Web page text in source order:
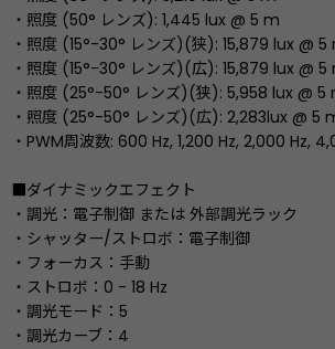
・照度 (50° レンズ): 1,445 lux @ 5 m
・照度 (15°-30° レンズ)(狭): 15,879 lux @ 5
・照度 (15°-30° レンズ)(広): 15,879 lux @ 5
・照度 (25°-50° レンズ)(狭): 5,958 lux @ 5
・照度 (25°-50° レンズ)(広): 2,283lux @ 5
・PWM周波数: 600 Hz, 1,200 Hz, 2,000 Hz,
■ダイナミックエフェクト
・調光：電子制御 または 外部調光ラック
・シャッター/ストロボ：電子制御
・フォーカス：手動
・ストロボ：0 - 18 Hz
・調光モード：5
・調光カーブ：4